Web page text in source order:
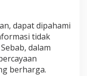
dapat dipahami
tidak
dalam
berharga.